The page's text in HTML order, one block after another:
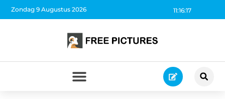
11:16:18
Zondag 9 Augustus 2026